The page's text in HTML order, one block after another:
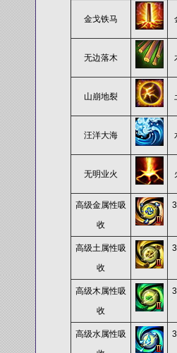
金戈铁马
无边落木
山崩地裂
汪洋大海
无明业火
高级金属性吸
收
高级土属性吸
收
高级木属性吸
收
高级水属性吸